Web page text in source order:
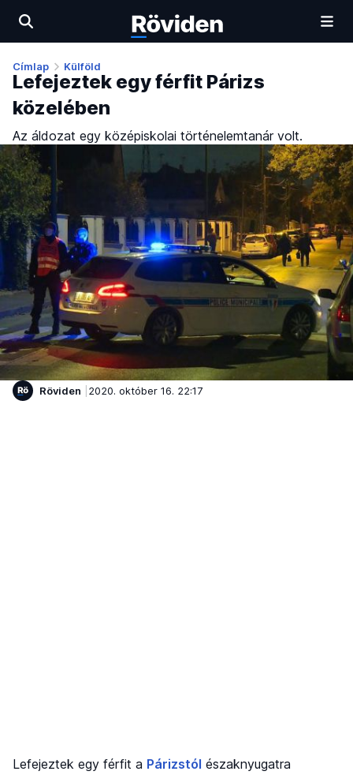
Címlap Külföld
Lefejeztek egy férfit Párizs
közelében
Az áldozat egy középiskolai történelemtanár volt.
Röviden 2020. október 16. 22:17
Lefejeztek egy férfit a Párizstól északnyugatra